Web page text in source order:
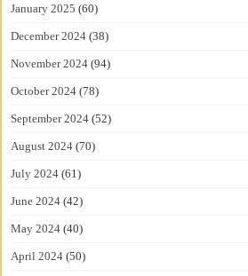
January 2025 (60)
December 2024 (38)
November 2024 (94)
October 2024 (78)
September 2024 (52)
August 2024 (70)
July 2024 (61)
June 2024 (42)
May 2024 (40)
April 2024 (50)